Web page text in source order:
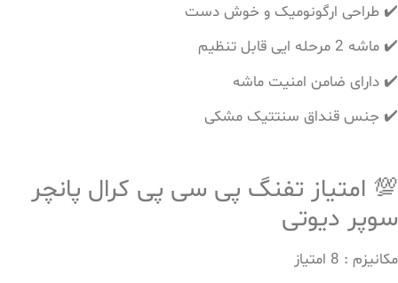
✔️ طراحی ارگونومیک و خوش دست
✔️ ماشه 2 مرحله ایی قابل تنظیم
✔️ دارای ضامن امنیت ماشه
✔️ جنس قنداق سنتتیک مشکی
💯 امتیاز تفنگ پی سی پی کرال پانچر
سوپر دیوتی
مکانیزم : 8 امتیاز